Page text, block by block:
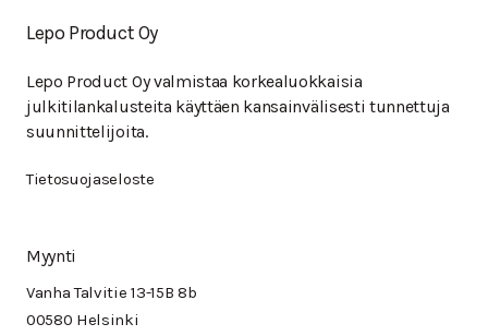
Lepo Product Oy
Lepo Product Oy valmistaa korkealuokkaisia
julkitilankalusteita käyttäen kansainvälisesti tunnettuja
suunnittelijoita.
Tietosuojaseloste
Myynti
Vanha Talvitie 13-15B 8b
00580 Helsinki